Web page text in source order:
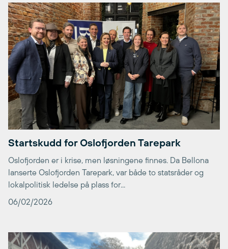
Startskudd for Oslofjorden Tarepark
Oslofjorden er i krise, men løsningene finnes. Da Bellona
lanserte Oslofjorden Tarepark, var både to statsråder og
lokalpolitisk ledelse på plass for...
06/02/2026